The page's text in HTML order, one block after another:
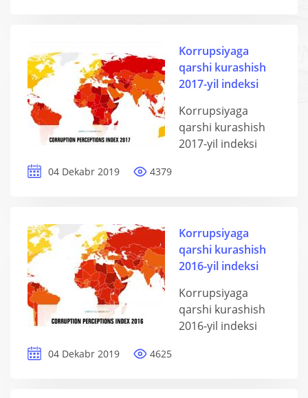
Korrupsiyaga
qarshi kurashish
2017-yil indeksi
Korrupsiyaga
qarshi kurashish
2017-yil indeksi
04 Dekabr 2019 4379
Korrupsiyaga
qarshi kurashish
2016-yil indeksi
Korrupsiyaga
qarshi kurashish
2016-yil indeksi
04 Dekabr 2019 4625